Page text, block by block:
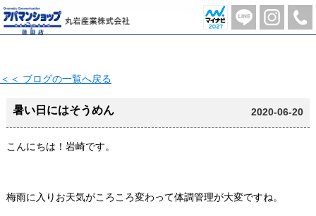
暑い日にはそうめん【2020-06-20更新】 | 蓮田市の不動産のことならアパマンショップ蓮田店-丸岩産業株式会社-
＜＜ ブログの一覧へ戻る
暑い日にはそうめん 2020-06-20
こんにちは！岩崎です。
梅雨に入りお天気がころころ変わって体調管理が大変ですね。